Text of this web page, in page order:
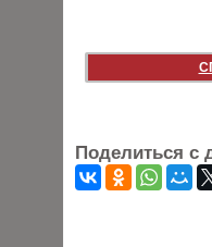
Поделиться с